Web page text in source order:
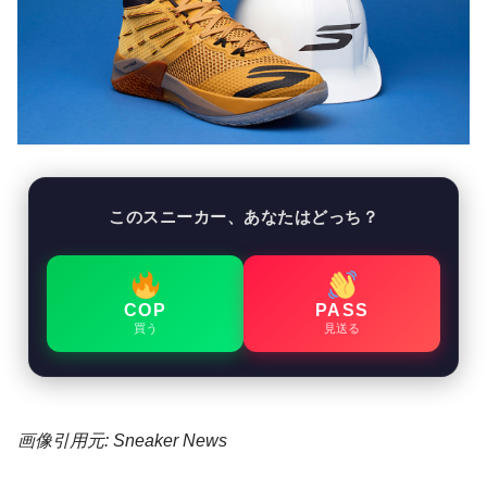
このスニーカー、あなたはどっち？
COP
買う
PASS
見送る
画像引用元: Sneaker News